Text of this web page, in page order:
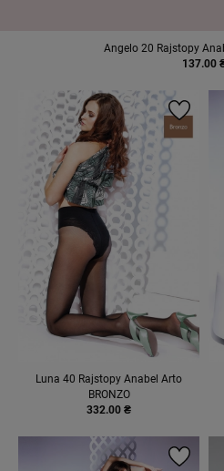
Angelo 20 Rajstopy
137.00
Luna 40 Rajstopy Anabel Arto
BRONZO
332.00 ₴